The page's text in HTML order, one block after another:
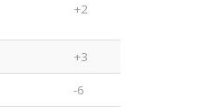
+2
+3
-6